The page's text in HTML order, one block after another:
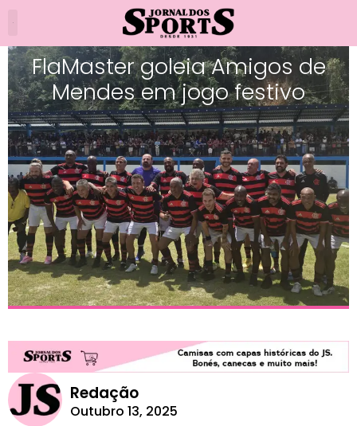
FlaMaster goleia Amigos de
Mendes em jogo festivo
Redação
Outubro 13, 2025